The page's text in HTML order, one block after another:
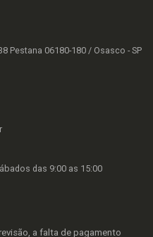
Pestana 06180-180 / Osasco - SP
das 9:00 as 15:00
a falta de pagamento